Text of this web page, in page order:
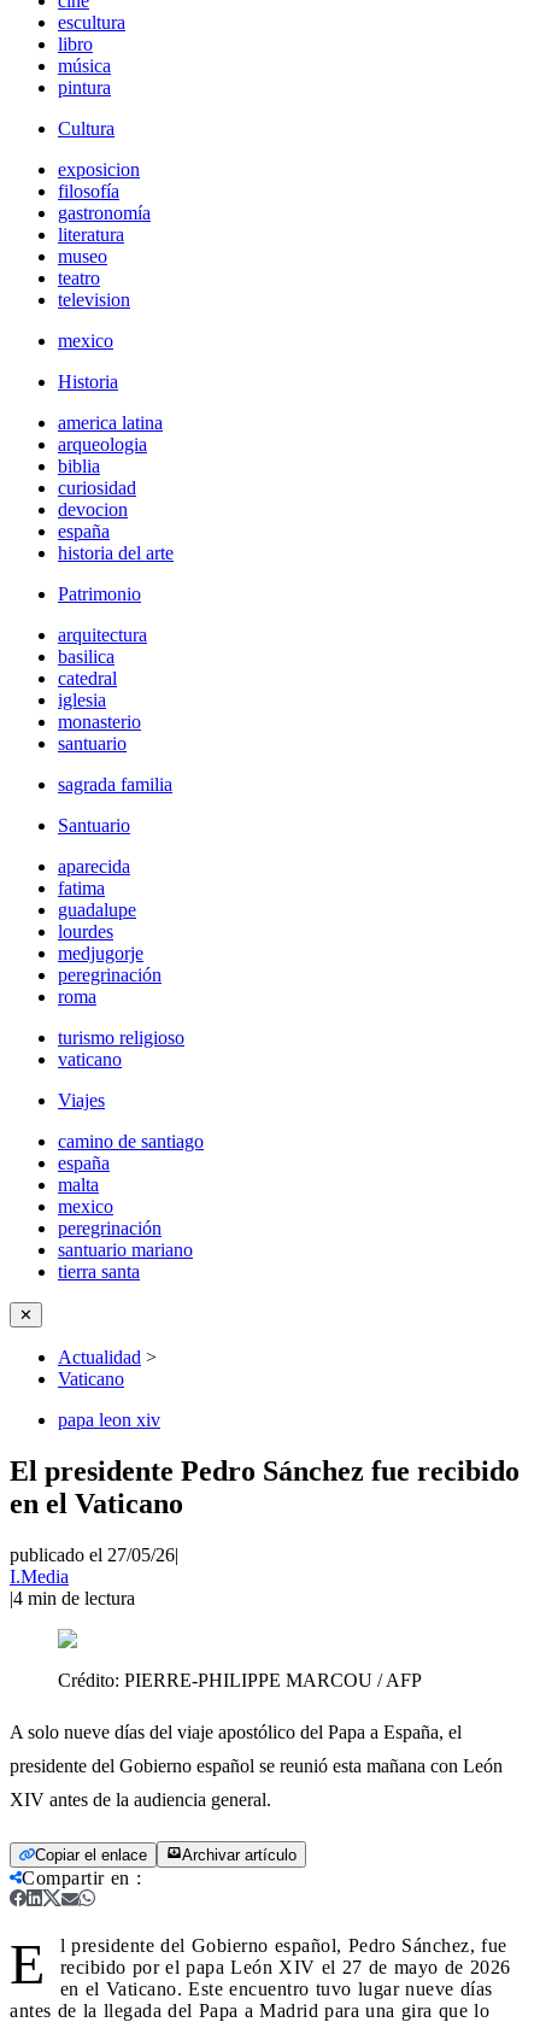
escultura
libro
música
pintura
Cultura
exposicion
filosofía
gastronomía
literatura
museo
teatro
television
mexico
Historia
america latina
arqueologia
biblia
curiosidad
devocion
españa
historia del arte
Patrimonio
arquitectura
basilica
catedral
iglesia
monasterio
santuario
sagrada familia
Santuario
aparecida
fatima
guadalupe
lourdes
medjugorje
peregrinación
roma
turismo religioso
vaticano
Viajes
camino de santiago
españa
malta
mexico
peregrinación
santuario mariano
tierra santa
✕
Actualidad >
Vaticano
papa leon xiv
El presidente Pedro Sánchez fue recibido
en el Vaticano
publicado el 27/05/26|
I.Media
|4 min de lectura
Crédito: PIERRE-PHILIPPE MARCOU / AFP
A solo nueve días del viaje apostólico del Papa a España, el
presidente del Gobierno español se reunió esta mañana con León
XIV antes de la audiencia general.
Copiar el enlace Archivar artículo
Compartir en :
E
l presidente del Gobierno español, Pedro Sánchez, fue
recibido por el papa León XIV el 27 de mayo de 2026
en el Vaticano. Este encuentro tuvo lugar nueve días
antes de la llegada del Papa a Madrid para una gira que lo